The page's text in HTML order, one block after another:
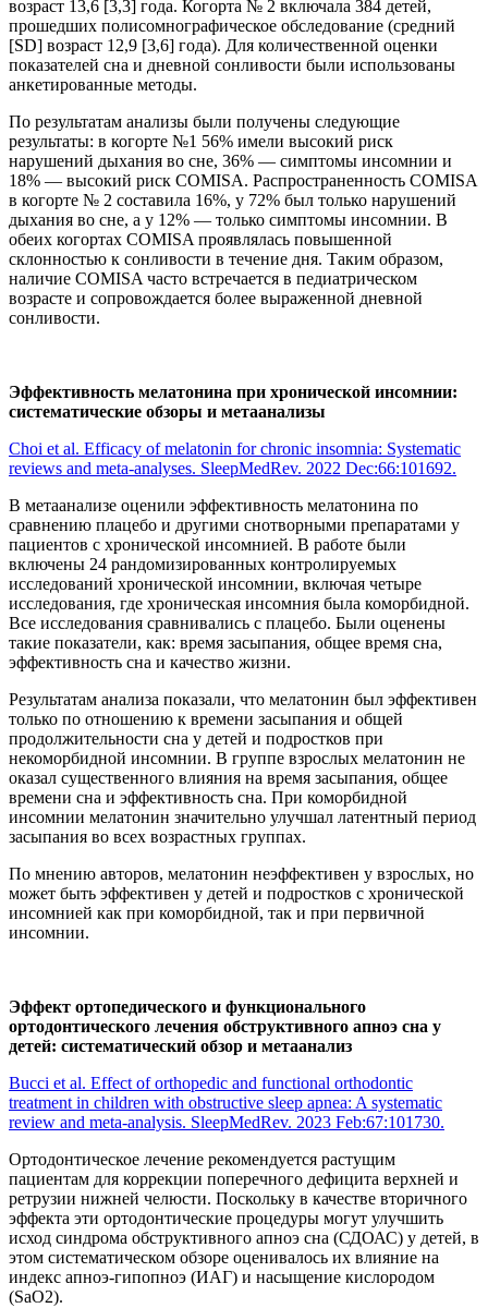
возраст 13,6 [3,3] года. Когорта № 2 включала 384 детей,
прошедших полисомнографическое обследование (средний
[SD] возраст 12,9 [3,6] года). Для количественной оценки
показателей сна и дневной сонливости были использованы
анкетированные методы.
По результатам анализы были получены следующие
результаты: в когорте №1 56% имели высокий риск
нарушений дыхания во сне, 36% — симптомы инсомнии и
18% — высокий риск COMISA. Распространенность COMISA
в когорте № 2 составила 16%, у 72% был только нарушений
дыхания во сне, а у 12% — только симптомы инсомнии. В
обеих когортах COMISA проявлялась повышенной
склонностью к сонливости в течение дня. Таким образом,
наличие COMISA часто встречается в педиатрическом
возрасте и сопровождается более выраженной дневной
сонливости.
Эффективность мелатонина при хронической инсомнии:
систематические обзоры и метаанализы
Choi et al. Efficacy of melatonin for chronic insomnia: Systematic
reviews and meta-analyses. SleepMedRev. 2022 Dec:66:101692.
В метаанализе оценили эффективность мелатонина по
сравнению плацебо и другими снотворными препаратами у
пациентов с хронической инсомнией. В работе были
включены 24 рандомизированных контролируемых
исследований хронической инсомнии, включая четыре
исследования, где хроническая инсомния была коморбидной.
Все исследования сравнивались с плацебо. Были оценены
такие показатели, как: время засыпания, общее время сна,
эффективность сна и качество жизни.
Результатам анализа показали, что мелатонин был эффективен
только по отношению к времени засыпания и общей
продолжительности сна у детей и подростков при
некоморбидной инсомнии. В группе взрослых мелатонин не
оказал существенного влияния на время засыпания, общее
времени сна и эффективность сна. При коморбидной
инсомнии мелатонин значительно улучшал латентный период
засыпания во всех возрастных группах.
По мнению авторов, мелатонин неэффективен у взрослых, но
может быть эффективен у детей и подростков с хронической
инсомнией как при коморбидной, так и при первичной
инсомнии.
Эффект ортопедического и функционального
ортодонтического лечения обструктивного апноэ сна у
детей: систематический обзор и метаанализ
Bucci et al. Effect of orthopedic and functional orthodontic
treatment in children with obstructive sleep apnea: A systematic
review and meta-analysis. SleepMedRev. 2023 Feb:67:101730.
Ортодонтическое лечение рекомендуется растущим
пациентам для коррекции поперечного дефицита верхней и
ретрузии нижней челюсти. Поскольку в качестве вторичного
эффекта эти ортодонтические процедуры могут улучшить
исход синдрома обструктивного апноэ сна (СДОАС) у детей, в
этом систематическом обзоре оценивалось их влияние на
индекс апноэ-гипопноэ (ИАГ) и насыщение кислородом
(SaO2).